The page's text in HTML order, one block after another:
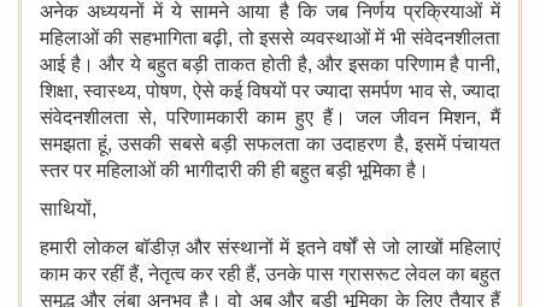
अनेक अध्ययनों में ये सामने आया है कि जब निर्णय प्रक्रियाओं में
महिलाओं की सहभागिता बढ़ी, तो इससे व्यवस्थाओं में भी संवेदनशीलता
आई है। और ये बहुत बड़ी ताकत होती है, और इसका परिणाम है पानी,
शिक्षा, स्वास्थ्य, पोषण, ऐसे कई विषयों पर ज्यादा समर्पण भाव से, ज्यादा
संवेदनशीलता से, परिणामकारी काम हुए हैं। जल जीवन मिशन, मैं
समझता हूं, उसकी सबसे बड़ी सफलता का उदाहरण है, इसमें पंचायत
स्तर पर महिलाओं की भागीदारी की ही बहुत बड़ी भूमिका है।
साथियों,
हमारी लोकल बॉडीज़ और संस्थानों में इतने वर्षों से जो लाखों महिलाएं
काम कर रहीं हैं, नेतृत्व कर रही हैं, उनके पास ग्रासरूट लेवल का बहुत
समृद्ध और लंबा अनुभव है। वो अब और बड़ी भूमिका के लिए तैयार हैं